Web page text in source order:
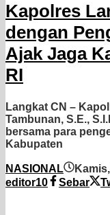
Kapolres
dengan
Ajak Jaga
RI
Langkat CN –
Tambunan, S.E.,
bersama para
Kabupaten
NASIONAL
editor10
Sebar